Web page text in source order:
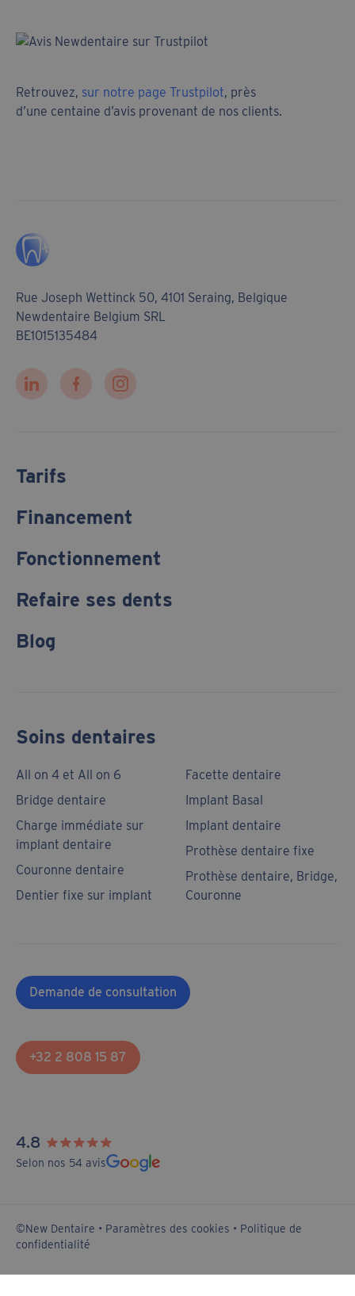
Retrouvez, sur notre page Trustpilot, près
d’une centaine d’avis provenant de nos clients.
Rue Joseph Wettinck 50, 4101 Seraing, Belgique
Newdentaire Belgium SRL
BE1015135484
Tarifs
Financement
Fonctionnement
Refaire ses dents
Blog
Soins dentaires
All on 4 et All on 6
Bridge dentaire
Charge immédiate sur
implant dentaire
Couronne dentaire
Dentier fixe sur implant
Facette dentaire
Implant Basal
Implant dentaire
Prothèse dentaire fixe
Prothèse dentaire, Bridge,
Couronne
Demande de consultation
+32 2 808 15 87
4.8
Selon nos 54 avis
©New Dentaire • Paramètres des cookies • Politique de
confidentialité